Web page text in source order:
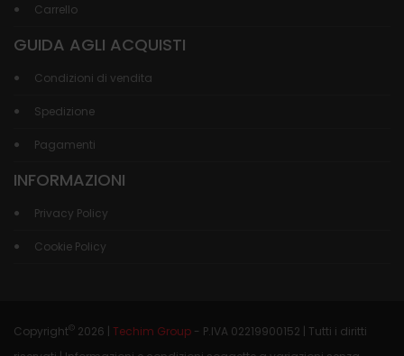
Carrello
GUIDA AGLI ACQUISTI
Condizioni di vendita
Spedizione
Pagamenti
INFORMAZIONI
Privacy Policy
Cookie Policy
Copyright© 2026 | Techim Group - P.IVA 02219900152 | Tutti i diritti